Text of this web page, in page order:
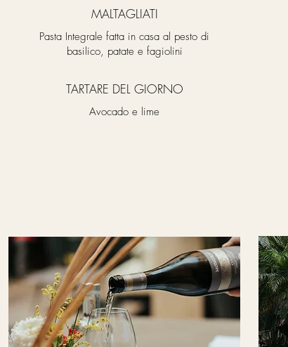
MALTAGLIATI
Pasta Integrale fatta in casa al pesto di
basilico, patate e fagiolini
TARTARE DEL GIORNO
Avocado e lime